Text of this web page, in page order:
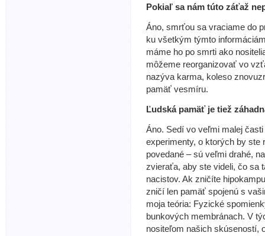
Pokiaľ sa nám túto záťaž
Áno, smrťou sa vraciame do
ku všetkým týmto
máme ho po smrti ako
môžeme reorganizovať vo
nazýva karma, koleso
pamäť vesmíru.
Ľudská pamäť je tiež
Áno. Sedí vo veľmi malej
experimenty, o ktorých by ste
povedané – sú veľmi drahé,
zvieraťa, aby ste videli, čo sa
nacistov. Ak zničíte
zničí len pamäť spojenú s
moja teória: Fyzické
bunkových membránach. V
nositeľom našich skúseností,